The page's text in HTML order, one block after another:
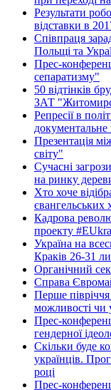
Результати
відставки в
Співпраця
Польщі та
Прес-
сепаратизму"
50 відтінків
ЗАТ
Репресії в
документальне
Презентація
світу"
Сучасні
на ринку
Хто хоче
євангельських
Кадрова
проекту
Україна на
Краків 26-31
Органічний
Справа
Перше
можливості чи
Прес-
гендерної
Скільки буде
українців.
році
Прес-